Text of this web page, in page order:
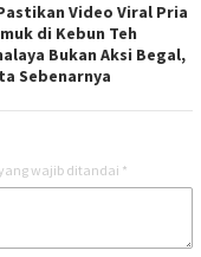
Video Viral Pria
di Kebun Teh
Bukan Aksi Begal,
Sebenarnya
wajib ditandai *